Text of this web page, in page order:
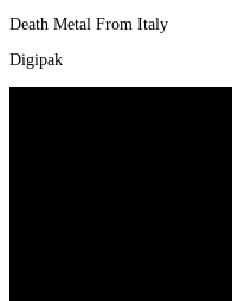
Death Metal From Italy
Digipak